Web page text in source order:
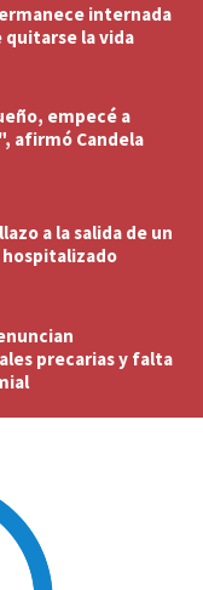
internada
la vida
empecé a
afirmó Candela
a la salida de un
precarias y falta